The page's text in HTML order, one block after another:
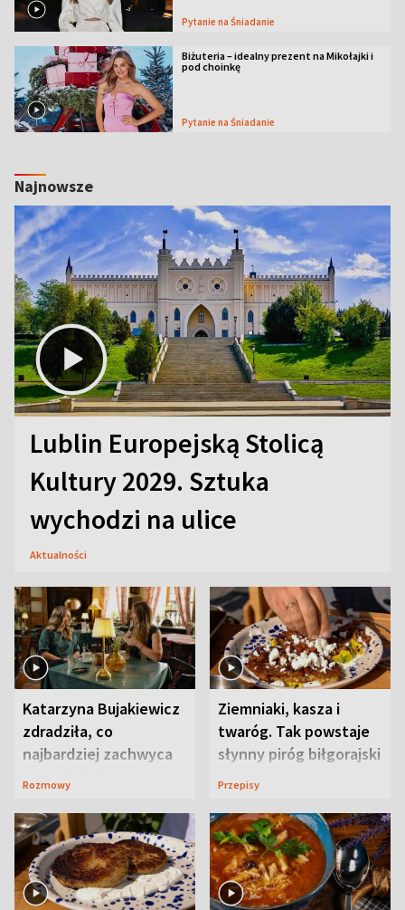
Pytanie na Śniadanie
Biżuteria – idealny prezent na Mikołajki i
pod choinkę
Pytanie na Śniadanie
Najnowsze
Lublin Europejską Stolicą
Kultury 2029. Sztuka
wychodzi na ulice
Aktualności
Katarzyna Bujakiewicz
zdradziła, co
najbardziej zachwyca
ją w Lublinie
Rozmowy
Ziemniaki, kasza i
twaróg. Tak powstaje
słynny piróg biłgorajski
Przepisy